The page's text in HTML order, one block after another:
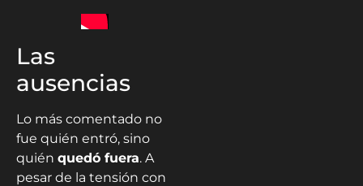
Las
ausencias
Lo más comentado no
fue quién entró, sino
quién quedó fuera. A
pesar de la tensión con